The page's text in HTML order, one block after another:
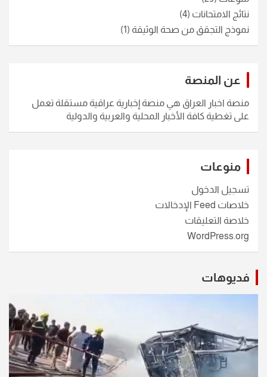
نتائج الامتحانات (4)
نموذج التجقق من صحة الوثيقة (1)
عن المنصة
منصة اخبار العراق هي منصة إخبارية عراقية مستقلة تعمل
على تغطية كافة الأخبار المحلية والعربية والدولية
منوعات
تسجيل الدخول
خلاصات Feed الإدخالات
خلاصة التعليقات
WordPress.org
فديوهات